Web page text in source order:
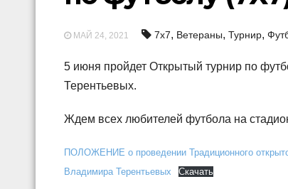
МАЙ 24, 2021 7х7, Ветераны, Турнир,
5 июня пройдет Открытый турнир по
Терентьевых.
Ждем всех любителей футбола на
ПОЛОЖЕНИЕ о проведении Традиционного
Владимира Терентьевых
Скачать